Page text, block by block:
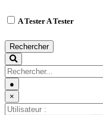
A TesterA Tester
Rechercher
●
×